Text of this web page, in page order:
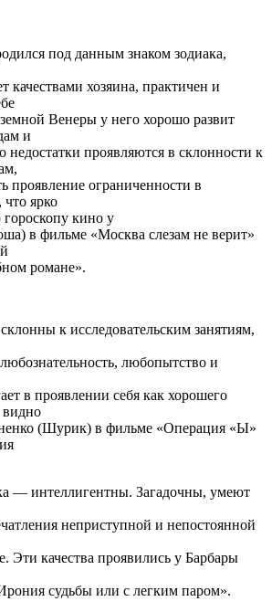
под данным знаком зодиака,
качествами хозяина, практичен и
Венеры у него хорошо развит
и
проявляются в склонности к
проявление ограниченности в
ярко
гороскопу кино у
в фильме «Москва слезам не верит»
романе».
к исследовательским занятиям,
любопытство и
в проявлении себя как хорошего
видно
(Шурик) в фильме «Операция «Ы»
— интеллигентны. Загадочны, умеют
неприступной и непостоянной
Эти качества проявились у Барбары
судьбы или с легким паром».